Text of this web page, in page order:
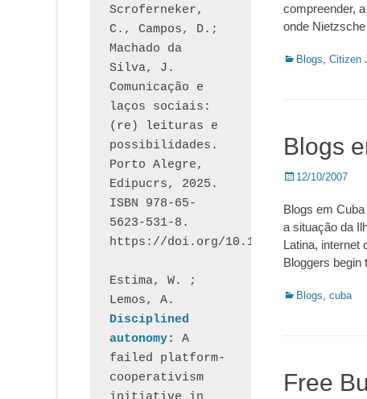
compreender,
onde
Categorias:
Blogs, Citizen
Blogs
Posted
12/10/2007
Blogs em
a situação da
Latina, internet
Bloggers begin
Categorias:
Blogs, cuba
Free
Scroferneker,
C., Campos, D.;
Machado da
Silva, J.
Comunicação e
laços sociais:
(re) leituras e
possibilidades.
Porto Alegre,
Edipucrs, 2025.
ISBN 978-65-
5623-531-8.
https://doi.org/10.15448/1877.3
Estima, W. ;
Lemos, A.
Disciplined
autonomy: A
failed platform-
cooperativism